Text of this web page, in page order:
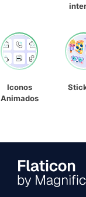
Iconos
Animados